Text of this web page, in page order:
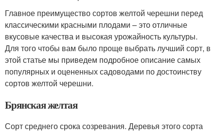
Главное преимущество сортов желтой черешни перед
классическими красными плодами – это отличные
вкусовые качества и высокая урожайность культуры.
Для того чтобы вам было проще выбрать лучший сорт, в
этой статье мы приведем подробное описание самых
популярных и оцененных садоводами по достоинству
сортов желтой черешни.
Брянская желтая
Сорт среднего срока созревания. Деревья этого сорта